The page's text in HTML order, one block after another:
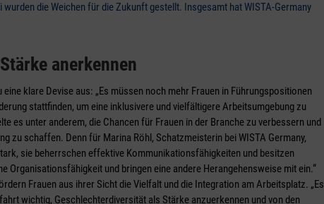
die Weichen für die Zukunft gestellt. Insgesamt hat WISTA-Germany
anerkennen
klare Devise aus: „Es müssen noch mehr Frauen in Führungspositionen
stattfinden, um eine inklusivere und vielfältigere Arbeitsumgebung zu
es unter anderem, die Chancen für Frauen in der Branche zu verbessern und
zu schaffen. Denn für Marina Röhl, Schatzmeisterin bei WISTA Germany,
sie beherrschen effektive Kommunikationsfähigkeiten und besitzen
Organisationsfähigkeit und bringen eine andere Herangehensweise mit ein.“
Frauen aus ihrer Sicht die Vielfalt und die Integration am Arbeitsplatz. „Es
wichtig, Geschlechterdiversität als Stärke anzuerkennen und von den